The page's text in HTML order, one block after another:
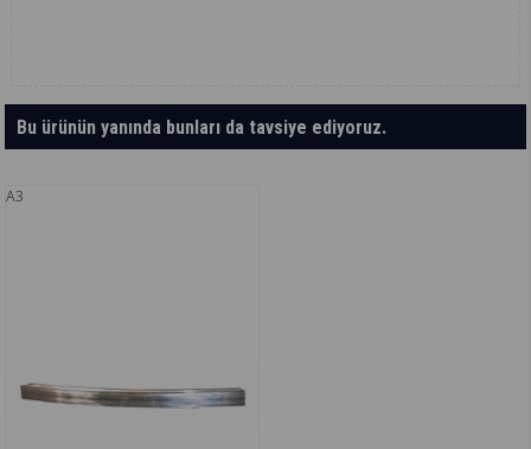
Bu ürünün yanında bunları da tavsiye ediyoruz.
A3